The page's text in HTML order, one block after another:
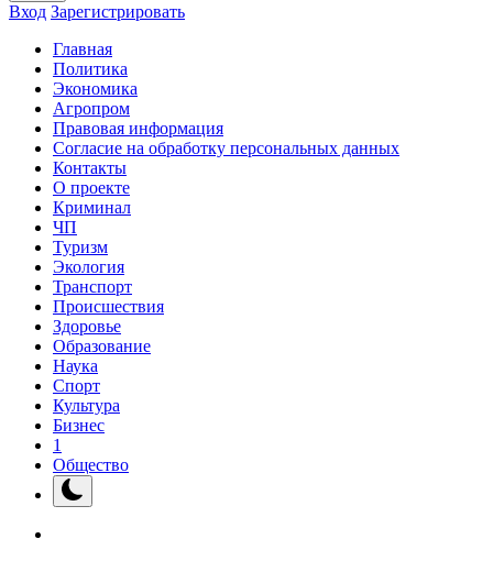
Вход Зарегистрировать
Главная
Политика
Экономика
Агропром
Правовая информация
Согласие на обработку персональных данных
Контакты
О проекте
Криминал
ЧП
Туризм
Экология
Транспорт
Происшествия
Здоровье
Образование
Наука
Спорт
Культура
Бизнес
1
Общество